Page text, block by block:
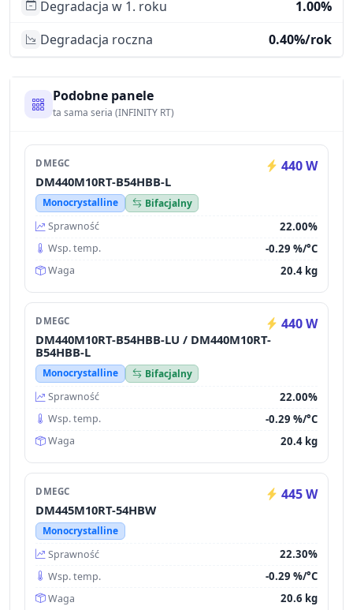
Degradacja w 1. roku
1.00%
Degradacja roczna
0.40%/rok
Podobne panele
ta sama seria (INFINITY RT)
DMEGC 440 W
DM440M10RT-B54HBB-L
Monocrystalline
Bifacjalny
Sprawność
22.00%
Wsp. temp. -0.29 %/°C
Waga 20.4 kg
DMEGC 440 W
DM440M10RT-B54HBB-LU / DM440M10RT-
B54HBB-L
Monocrystalline
Bifacjalny
Sprawność
22.00%
Wsp. temp. -0.29 %/°C
Waga 20.4 kg
DMEGC 445 W
DM445M10RT-54HBW
Monocrystalline
Sprawność
22.30%
Wsp. temp. -0.29 %/°C
Waga 20.6 kg